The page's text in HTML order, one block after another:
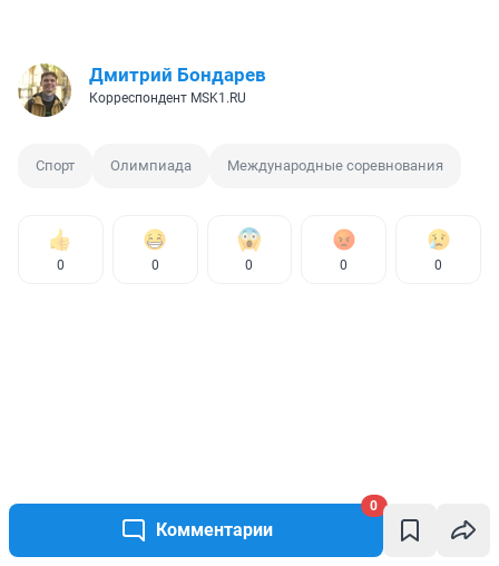
Комментарии
0
Дмитрий Бондарев
Корреспондент MSK1.RU
Спорт Олимпиада Международные соревнования
0 0 0 0 0